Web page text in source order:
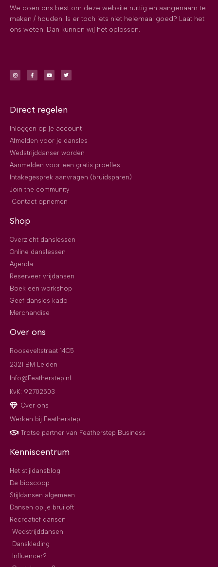
We doen ons best om deze website nuttig en aangenaam te
maken / houden. Is er toch iets niet helemaal goed? Laat het
ons weten. Dan kunnen wij het oplossen.
Direct regelen
Inloggen op je account
Afmelden voor je dansles
Wedstrijddanser worden
Aanmelden voor een gratis proefles
Intakegesprek aanvragen (bruidsparen)
Join the community
Contact opnemen
Shop
Overzicht danslessen
Online danslessen
Agenda
Reserveer vrijdansen
Boek een workshop
Geef dansles kado
Merchandise
Over ons
Rooseveltstraat 14C5
2321 BM Leiden
Info@Featherstep.nl
KvK: 92702503
Over ons
Werken bij Featherstep
Trotse partner van Featherstep Business
Kenniscentrum
Het stijldansblog
De bioscoop
Stijldansen algemeen
Dansen op je bruiloft
Recreatief dansen
Wedstrijddansen
Danskleding
Influencer?